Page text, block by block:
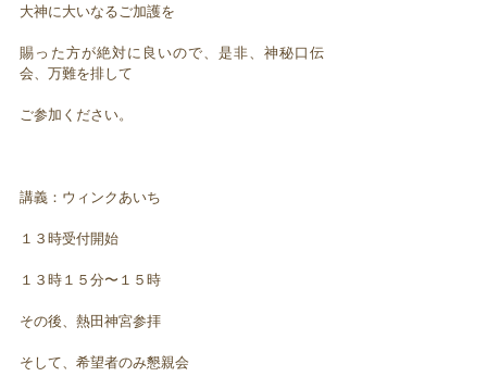
大神に大いなるご加護を
賜った方が絶対に良いので、是非、神秘口伝
会、万難を排して
ご参加ください。
講義：ウィンクあいち
１３時受付開始
１３時１５分〜１５時
その後、熱田神宮参拝
そして、希望者のみ懇親会